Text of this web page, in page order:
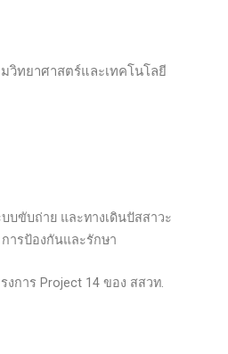
วิทยาศาสตร์และเทคโนโลยี
บขับถ่าย และทางเดินปัสสาวะ
ารป้องกันและรักษา
การ Project 14 ของ สสวท.